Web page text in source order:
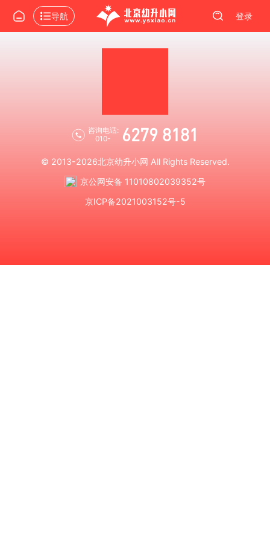
导航 登录
咨询电话:
010-
6279 8181
© 2013-2026北京幼升小网 All Rights Reserved.
京公网安备 11010802039352号
京ICP备2021003152号-5